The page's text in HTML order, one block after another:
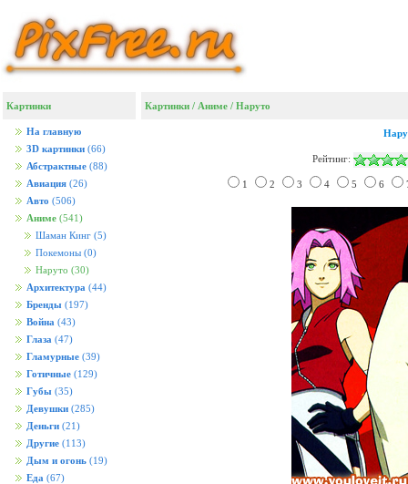
Картинки
На главную
3D картинки (66)
Абстрактные (88)
Авиация (26)
Авто (506)
Аниме (541)
Шаман Кинг (5)
Покемоны (0)
Наруто (30)
Архитектура (44)
Бренды (197)
Война (43)
Глаза (47)
Гламурные (39)
Готичные (129)
Губы (35)
Девушки (285)
Деньги (21)
Другие (113)
Дым и огонь (19)
Еда (67)
Картинки / Аниме / Наруто
Рейтинг:
1 2 3 4 5 6